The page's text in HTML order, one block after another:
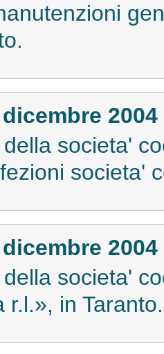
dicembre 2004
societa'
societa'
dicembre 2004
societa'
r.l.», in Taranto.